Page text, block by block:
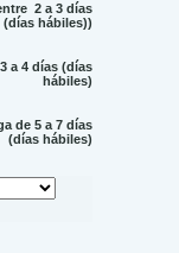
2 a 3 días
(días hábiles))
a 4 días (días
hábiles)
de 5 a 7 días
(días hábiles)